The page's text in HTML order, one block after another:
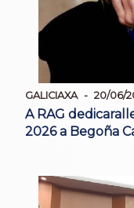
GALICIAXA 20/06/
A RAG
2026 a Begoña